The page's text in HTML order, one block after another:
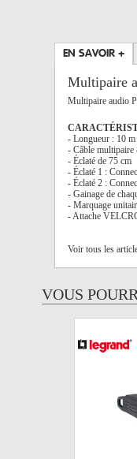
EN SAVOIR +
Multipaire
Multipaire audio
- Longueur : 10 m
- Câble
- Éclaté de 75 cm
- Éclaté 1 :
- Éclaté 2 :
- Gainage de
- Marquage
- Attache
Voir tous les
VOUS